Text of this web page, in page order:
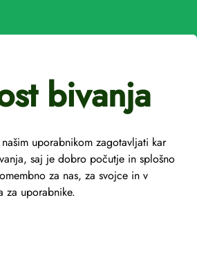
bivanja
uporabnikom zagotavljati kar
saj je dobro počutje in splošno
za nas, za svojce in v
za uporabnike.